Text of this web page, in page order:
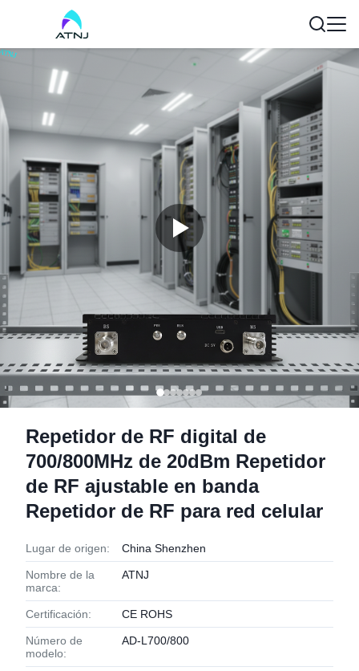
Repetidor de RF digital de
700/800MHz de 20dBm Repetidor
de RF ajustable en banda
Repetidor de RF para red celular
Lugar de origen: China Shenzhen
Nombre de la
marca:
ATNJ
Certificación: CE ROHS
Número de
modelo:
AD-L700/800